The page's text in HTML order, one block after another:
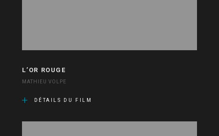
L’OR ROUGE
MATHIEU VOLPE
DÉTAILS DU FILM